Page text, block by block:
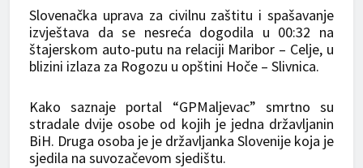
Slovenačka uprava za civilnu zaštitu i spašavanje
izvještava da se nesreća dogodila u 00:32 na
štajerskom auto-putu na relaciji Maribor – Celje, u
blizini izlaza za Rogozu u opštini Hoče – Slivnica.
Kako saznaje portal “GPMaljevac” smrtno su
stradale dvije osobe od kojih je jedna državljanin
BiH. Druga osoba je je državljanka Slovenije koja je
sjedila na suvozačevom sjedištu.